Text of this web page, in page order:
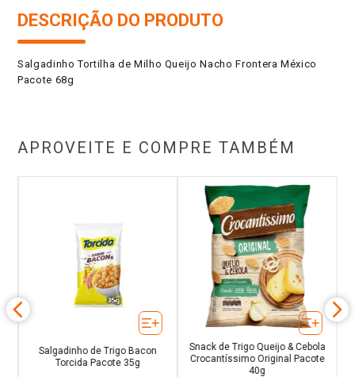
DESCRIÇÃO DO PRODUTO
Salgadinho Tortilha de Milho Queijo Nacho Frontera México
Pacote 68g
APROVEITE E COMPRE TAMBÉM
Salgadinho de Trigo Bacon
Torcida Pacote 35g
Snack de Trigo Queijo & Cebola
Crocantíssimo Original Pacote
40g